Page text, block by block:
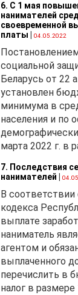
6. С 1 мая
нанимателей
своевременной
платы
04.05.2022
социальной
Беларусь от 22
установлен
минимума в
населения и по
марта 2022 г. в
7. Последствия
нанимателей
В
кодекса
выплате
наниматель
агентом и
выплаченного
перечислить в
налог в размере